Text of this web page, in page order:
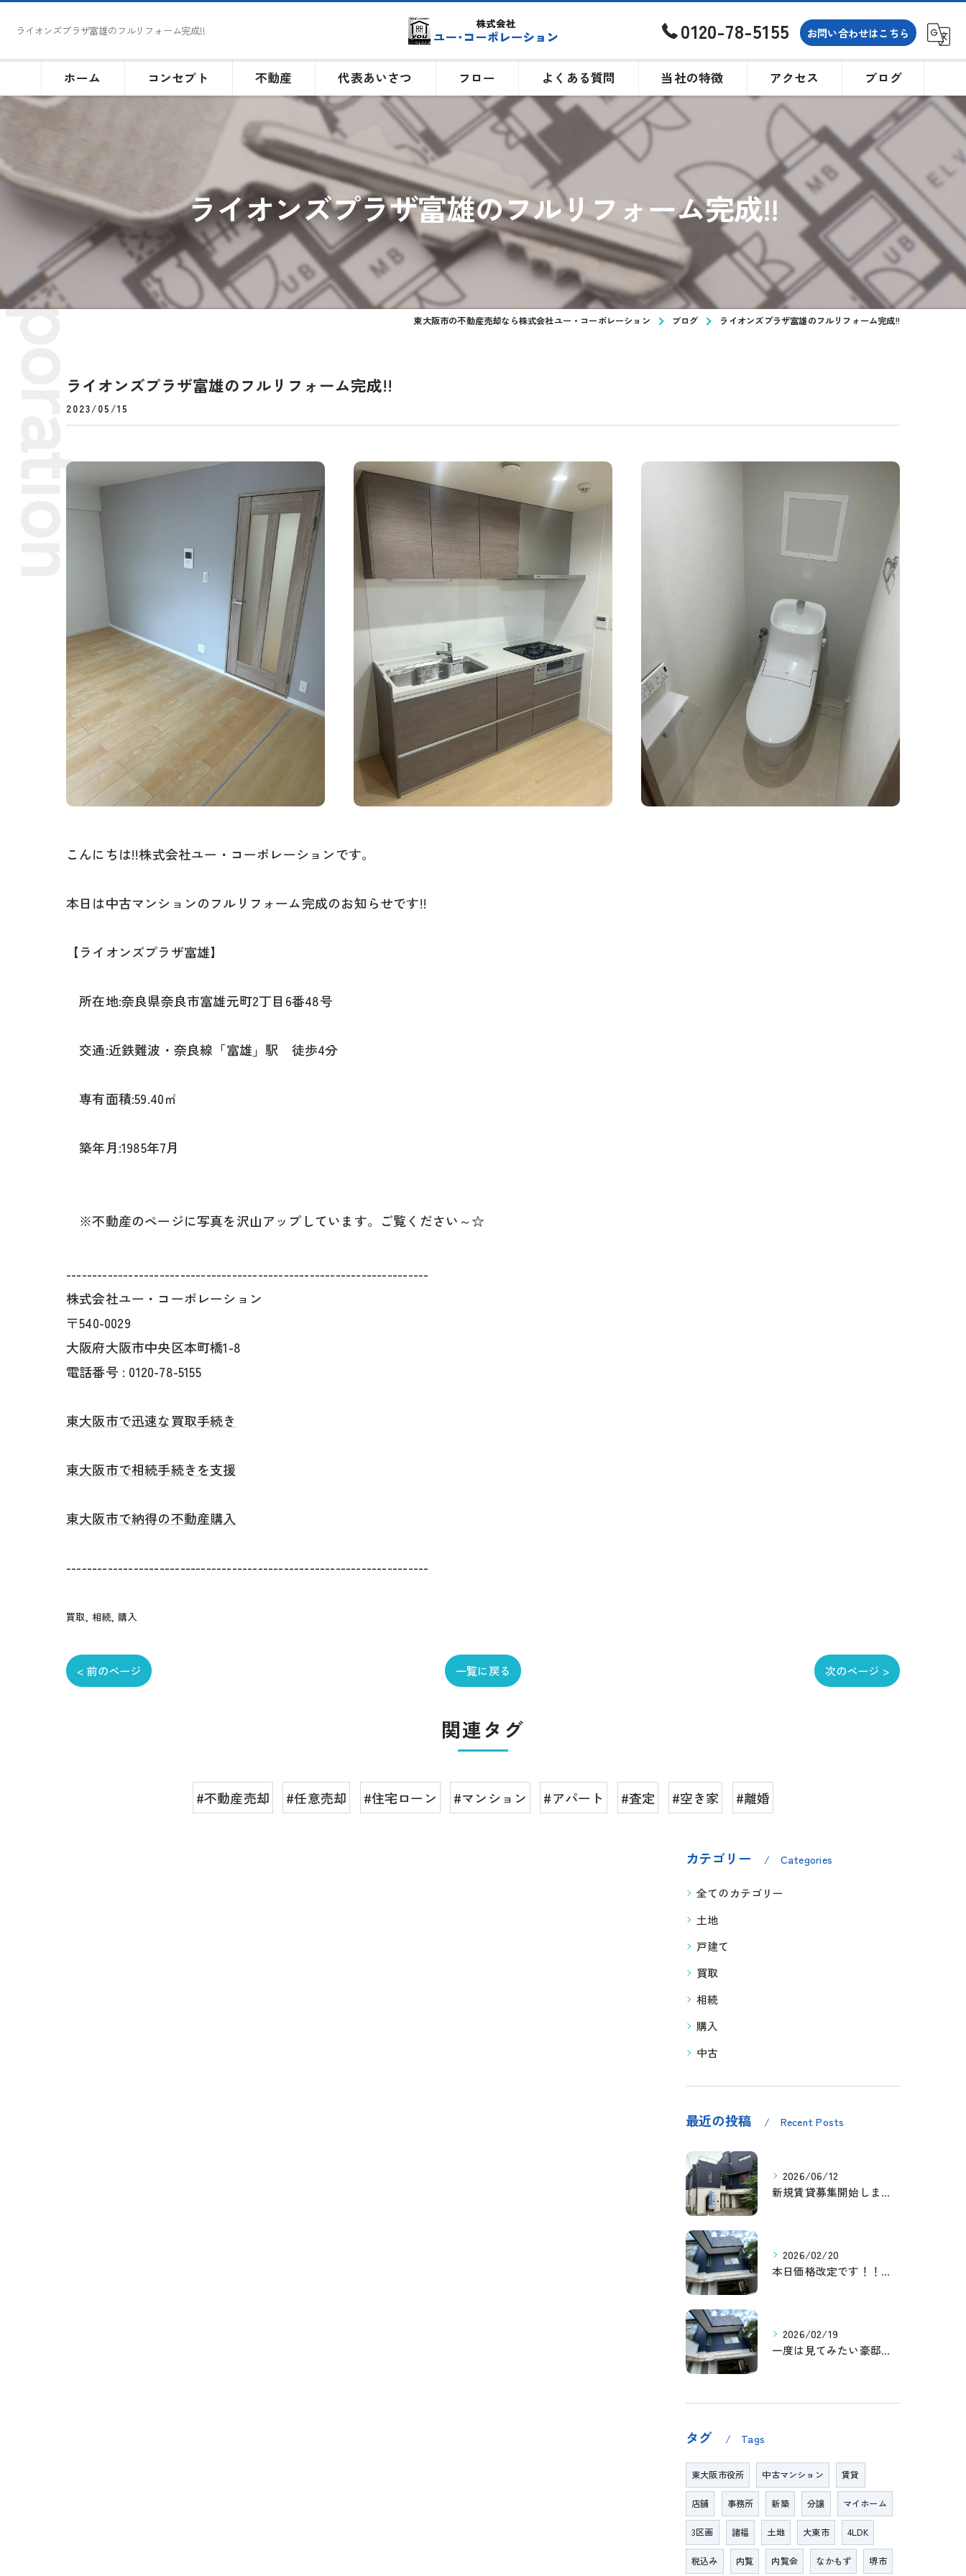
ライオンズプラザ富雄のフルリフォーム完成!! 0120-78-5155 お問い合わせはこちら
ホーム コンセプト 不動産 代表あいさつ フロー よくある質問 当社の特徴
土地
購入
アクセス ブログ
ライオンズプラザ富雄のフルリフォーム完成!!
東大阪市の不動産売却なら株式会社ユー・コーポレーション ブログ ライオンズプラザ富雄のフルリフォーム完成!!
ライオンズプラザ富雄のフルリフォーム完成!!
2023/05/15
こんにちは!!株式会社ユー・コーポレーションです。
本日は中古マンションのフルリフォーム完成のお知らせです!!
【ライオンズプラザ富雄】
所在地:奈良県奈良市富雄元町2丁目6番48号
交通:近鉄難波・奈良線「富雄」駅 徒歩4分
専有面積:59.40㎡
築年月:1985年7月
※不動産のページに写真を沢山アップしています。ご覧ください～☆
----------------------------------------------------------------------
株式会社ユー・コーポレーション
〒540-0029
大阪府大阪市中央区本町橋1-8
電話番号 : 0120-78-5155
東大阪市で迅速な買取手続き
東大阪市で相続手続きを支援
東大阪市で納得の不動産購入
----------------------------------------------------------------------
買取 相続 購入
< 前のページ 一覧に戻る 次のページ >
関連タグ
#不動産売却 #任意売却 #住宅ローン #マンション #アパート #査定 #空き家 #離婚
カテゴリー Categories
全てのカテゴリー
土地
戸建て
買取
相続
購入
中古
最近の投稿 Recent Posts
2026/06/12
新規賃貸募集開始しました！
2026/02/20
本日価格改定です！！このチャンスお見逃しなく！！！
2026/02/19
一度は見てみたい豪邸！！内覧受付中です～☆
タグ Tags
東大阪市役所 中古マンション 賃貸
店舗 事務所 新築 分譲 マイホーム
3区画 諸福 土地 大東市 4LDK
税込み 内覧 内覧会 なかもず 堺市